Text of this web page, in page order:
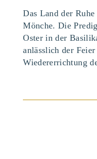
Das Land der
Mönche. Die
Oster in der
anlässlich der
Wiedererrichtung